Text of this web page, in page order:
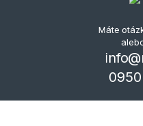
Máte